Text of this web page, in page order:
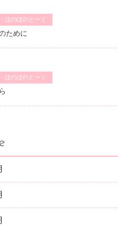
ほのぼのとーく
ために
ほのぼのとーく